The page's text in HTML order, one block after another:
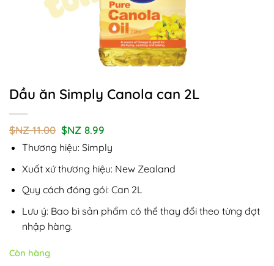
Dầu ăn Simply Canola can 2L
$NZ11.00 Giá
gốc
là:
11.00.
$NZ 8.99Giá
tại
$NZ
Thương hiệu: Simply
Xuất xứ thương hiệu: New Zealand
Quy cách đóng gói: Can 2L
Lưu ý: Bao bì sản phẩm có thể thay đổi theo từng đợt
nhập hàng.
Còn hàng